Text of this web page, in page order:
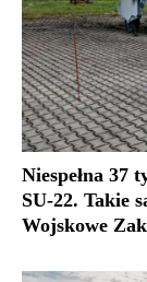
Niespełna 37
SU-22. Takie
Wojskowe